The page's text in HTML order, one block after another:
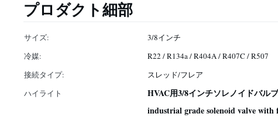
プロダクト細部
サイズ: 3/8インチ
冷媒:
R22 / R134a / R404A / R407C / R507
接続タイプ:
スレッド/フレア
ハイライト
HVAC用3/8インチソレノイドバル
industrial grade solenoid valve with